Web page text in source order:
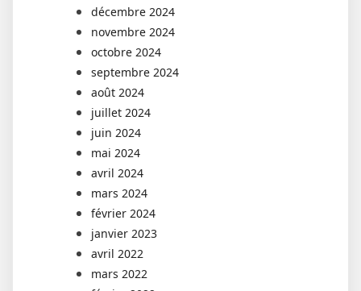
décembre 2024
novembre 2024
octobre 2024
septembre 2024
août 2024
juillet 2024
juin 2024
mai 2024
avril 2024
mars 2024
février 2024
janvier 2023
avril 2022
mars 2022